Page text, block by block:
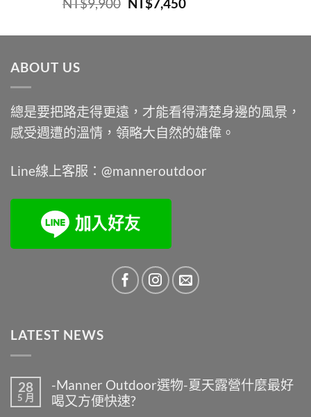
價
價
ABOUT US
總是要把路走得更遠，才能看得清楚身邊的風景，
感受週遭的溫情，領略大自然的雄偉。
Line線上客服：@manneroutdoor
LATEST NEWS
28
5 月
-Manner Outdoor選物-夏天露營什麼最好
喝又方便快速?